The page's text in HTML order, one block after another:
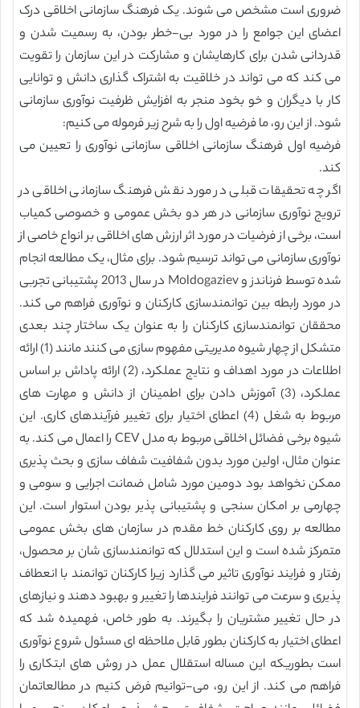
ضروری است مشخص می شوند. یک فرهنگ سازمانی اخلاقی درک
اعضای این جوامع را در مورد بی-خطر بودن، به رسمیت شدن و
قدردانی شدن برای کارهایشان و مشارکت در این سازمان را تقویت
می کند که می تواند در خلاقیت به اشتراک گذاری دانش و توانایی
کار با دیگران و خو بخود منجر به افزایش ظرفیت نوآوری سازمانی
شود. از این رو، ما فرضیه اول را به شرح زیر فرموله می کنیم:
فرضیه اول فرهنگ سازمانی اخلاقی سازمانی نوآوری را تعیین می
کند.
اگر چه تحقیقات قبلی در مورد نقش فرهنگ سازمانی اخلاقی در
ترویج نوآوری سازمانی در هر دو بخش عمومی و خصوصی کمیاب
است، برخی از فرضیات در مورد اثر ارزش های اخلاقی بر انواع خاصی از
نوآوری سازمانی می تواند ترسیم شود. برای مثال، یک مطالعه انجام
شده توسط فرناندز و Moldogaziev در سال 2013 پشتیبانی تجربی
در مورد رابطه بین توانمندسازی کارکنان و نوآوری فراهم می کند.
محققان توانمندسازی کارکنان را به عنوان یک ساختار چند بعدی
متشکل از چهار شیوه مدیریتی مفهوم سازی می کنند مانند (1) ارائه
اطلاعات در مورد اهداف و نتایج عملکرد، (2) ارائه پاداش بر اساس
عملکرد، (3) آموزش دادن برای اطمینان از دانش و مهارت های
مربوط به شغل (4) اعطای اختیار برای تغییر فرآیندهای کاری. این
شیوه برخی فضائل اخلاقی مربوط به مدل CEV را اعمال می کند. به
عنوان مثال، اولین مورد بدون شفافیت شفاف سازی و بحث پذیری
ممکن نخواهد بود دومین مورد شامل ضمانت اجرایی و سومی و
چهارمی بر امکان سنجی و پشتیبانی پذیر بودن استوار است. این
مطالعه بر روی کارکنان خط مقدم در سازمان های بخش عمومی
متمرکز شده است و این استدلال که توانمندسازی شان بر محصول،
رفتار و فرایند نوآوری تاثیر می گذارد زیرا کارکنان توانمند با انعطاف
پذیری و سرعت می توانند فرایندها را تغییر و بهبود دهند و نیازهای
در حال تغییر مشتریان را بگیرند. به طور خاص، فهمیده شد که
اعطای اختیار به کارکنان بطور قابل ملاحظه ای مسئول شروع نوآوری
است بطوریکه این مساله استقلال عمل در روش های ابتکاری را
فراهم می کند. از این رو، می-توانیم فرض کنیم در مطالعاتمان